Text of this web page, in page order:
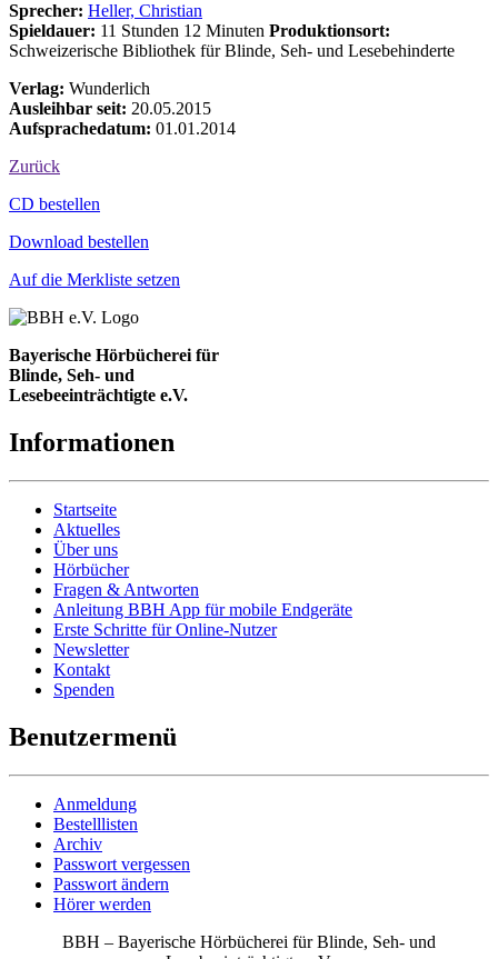
Sprecher: Heller, Christian
Spieldauer: 11 Stunden 12 Minuten Produktionsort:
Schweizerische Bibliothek für Blinde, Seh- und Lesebehinderte
Verlag: Wunderlich
Ausleihbar seit: 20.05.2015
Aufsprachedatum: 01.01.2014
Zurück
Bestell-Aktionen
CD bestellen
Download bestellen
Auf die Merkliste setzen
Bayerische Hörbücherei für
Blinde, Seh- und
Lesebeeinträchtigte e.V.
Informationen
Startseite
Aktuelles
Über uns
Hörbücher
Fragen & Antworten
Anleitung BBH App für mobile Endgeräte
Erste Schritte für Online-Nutzer
Newsletter
Kontakt
Spenden
Benutzermenü
Anmeldung
Bestelllisten
Archiv
Passwort vergessen
Passwort ändern
Hörer werden
BBH – Bayerische Hörbücherei für Blinde, Seh- und